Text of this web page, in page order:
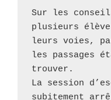
Sur les
plusieurs
leurs voies,
les passages
trouver.
La session
subitement